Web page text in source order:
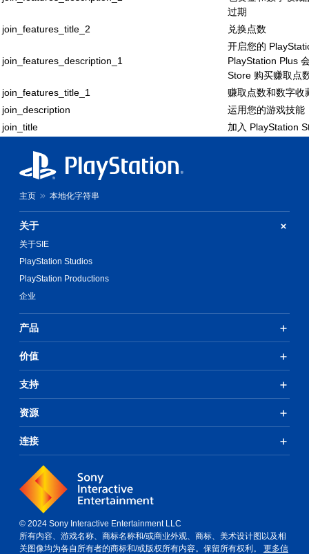
过期
join_features_title_2
兑换点数
join_features_description_1
开启您的
PlayStation Plus
Store 购买赚取点
join_features_title_1
赚取点数和数字收
join_description
运用您的游戏技能
join_title
加入 PlayStation
主页 本地化字符串
关于
关于SIE
PlayStation Studios
PlayStation Productions
企业
产品
价值
支持
资源
连接
© 2024 Sony Interactive Entertainment LLC
所有内容、游戏名称、商标名称和/或商业外观、商标、美术设计图以及相
关图像均为各自所有者的商标和/或版权所有内容。保留所有权利。 更多信